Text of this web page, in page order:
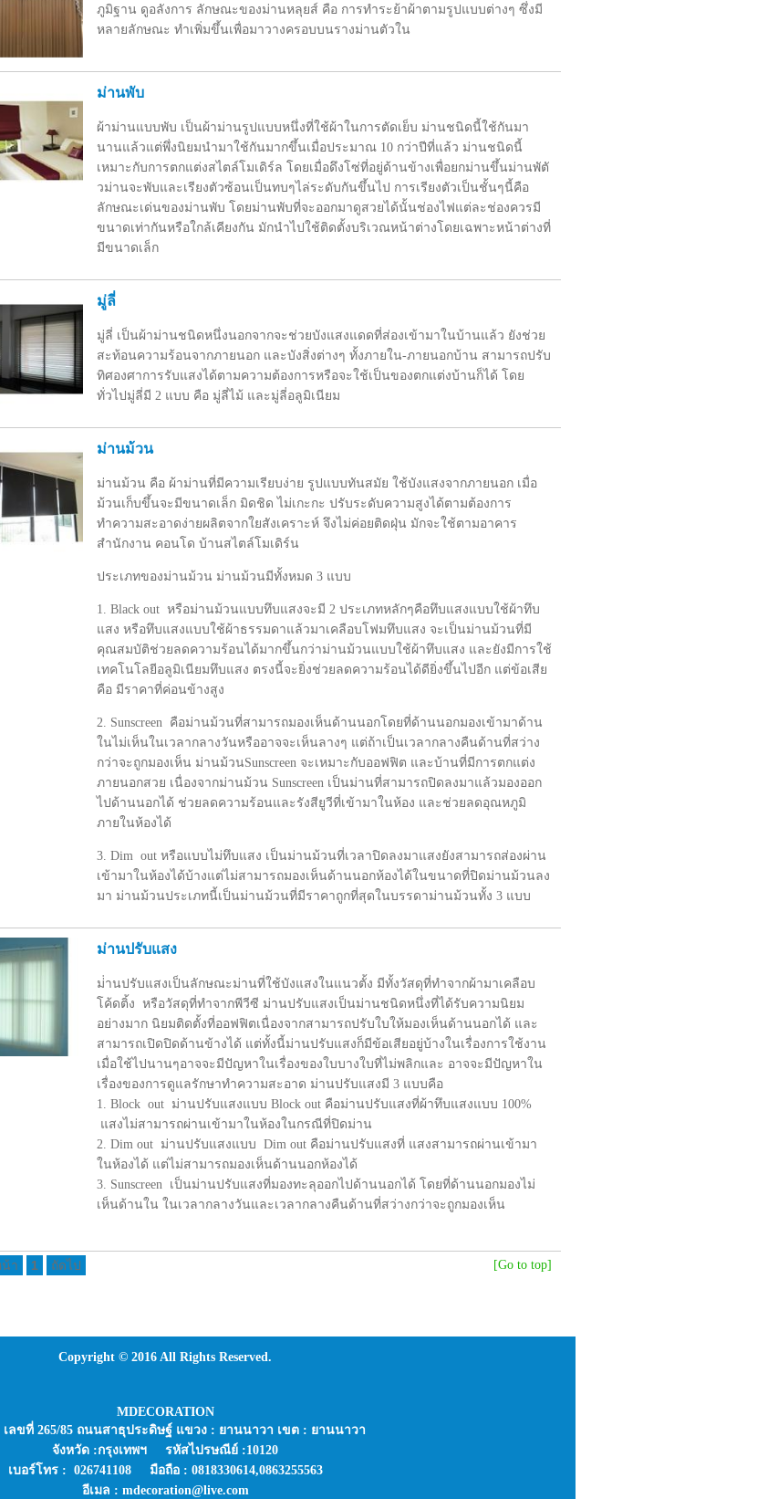
ภูมิฐาน ดูอลังการ ลักษณะของม่านหลุยส์ คือ การทำระย้าผ้าตามรูปแบบต่างๆ ซึ่งมี
หลายลักษณะ ทำเพิ่มขึ้นเพื่อมาวางครอบบนรางม่านตัวใน
ม่านพับ
ผ้าม่านแบบพับ เป็นผ้าม่านรูปแบบหนึ่งที่ใช้ผ้าในการตัดเย็บ ม่านชนิดนี้ใช้กันมา
นานแล้วแต่พึ่งนิยมนำมาใช้กันมากขึ้นเมื่อประมาณ 10 กว่าปีที่แล้ว ม่านชนิดนี้
เหมาะกับการตกแต่งสไตล์โมเดิร์ล โดยเมื่อดึงโซ่ที่อยู่ด้านข้างเพื่อยกม่านขึ้นม่านพัตั
วม่านจะพับและเรียงตัวซ้อนเป็นทบๆไล่ระดับกันขึ้นไป การเรียงตัวเป็นชั้นๆนี้คือ
ลักษณะเด่นของม่านพับ โดยม่านพับที่จะออกมาดูสวยได้นั้นช่องไฟแต่ละช่องควรมี
ขนาดเท่ากันหรือใกล้เคียงกัน มักนำไปใช้ติดตั้งบริเวณหน้าต่างโดยเฉพาะหน้าต่างที่
มีขนาดเล็ก
มู่ลี่
มู่ลี่ เป็นผ้าม่านชนิดหนึ่งนอกจากจะช่วยบังแสงแดดที่ส่องเข้ามาในบ้านแล้ว ยังช่วย
สะท้อนความร้อนจากภายนอก และบังสิ่งต่างๆ ทั้งภายใน-ภายนอกบ้าน สามารถปรับ
ทิศองศาการรับแสงได้ตามความต้องการหรือจะใช้เป็นของตกแต่งบ้านก็ได้ โดย
ทั่วไปมู่ลี่มี 2 แบบ คือ มู่ลี่ไม้ และมู่ลี่อลูมิเนียม
ม่านม้วน
ม่านม้วน คือ ผ้าม่านที่มีความเรียบง่าย รูปแบบทันสมัย ใช้บังแสงจากภายนอก เมื่อ
ม้วนเก็บขึ้นจะมีขนาดเล็ก มิดชิด ไม่เกะกะ ปรับระดับความสูงได้ตามต้องการ
ทำความสะอาดง่ายผลิตจากใยสังเคราะห์ จึงไม่ค่อยติดฝุ่น มักจะใช้ตามอาคาร
สำนักงาน คอนโด บ้านสไตล์โมเดิร์น
ประเภทของม่านม้วน ม่านม้วนมีทั้งหมด 3 แบบ
1. Black out หรือม่านม้วนแบบทึบแสงจะมี 2 ประเภทหลักๆคือทึบแสงแบบใช้ผ้าทึบ
แสง หรือทึบแสงแบบใช้ผ้าธรรมดาแล้วมาเคลือบโฟมทึบแสง จะเป็นม่านม้วนที่มี
คุณสมบัติช่วยลดความร้อนได้มากขึ้นกว่าม่านม้วนแบบใช้ผ้าทึบแสง และยังมีการใช้
เทคโนโลยีอลูมิเนียมทึบแสง ตรงนี้จะยิ่งช่วยลดความร้อนได้ดียิ่งขึ้นไปอีก แต่ข้อเสีย
คือ มีราคาที่ค่อนข้างสูง
2. Sunscreen คือม่านม้วนที่สามารถมองเห็นด้านนอกโดยที่ด้านนอกมองเข้ามาด้าน
ในไม่เห็นในเวลากลางวันหรืออาจจะเห็นลางๆ แต่ถ้าเป็นเวลากลางคืนด้านที่สว่าง
กว่าจะถูกมองเห็น ม่านม้วนSunscreen จะเหมาะกับออฟฟิต และบ้านที่มีการตกแต่ง
ภายนอกสวย เนื่องจากม่านม้วน Sunscreen เป็นม่านที่สามารถปิดลงมาแล้วมองออก
ไปด้านนอกได้ ช่วยลดความร้อนและรังสียูวีที่เข้ามาในห้อง และช่วยลดอุณหภูมิ
ภายในห้องได้
3. Dim out หรือแบบไม่ทึบแสง เป็นม่านม้วนที่เวลาปิดลงมาแสงยังสามารถส่องผ่าน
เข้ามาในห้องได้บ้างแต่ไม่สามารถมองเห็นด้านนอกห้องได้ในขนาดที่ปิดม่านม้วนลง
มา ม่านม้วนประเภทนี้เป็นม่านม้วนที่มีราคาถูกที่สุดในบรรดาม่านม้วนทั้ง 3 แบบ
ม่านปรับแสง
ม่่านปรับแสงเป็นลักษณะม่านที่ใช้บังแสงในแนวตั้ง มีทั้งวัสดุที่ทำจากผ้ามาเคลือบ
โค้ดติ้ง หรือวัสดุที่ทำจากพีวีซี ม่านปรับแสงเป็นม่านชนิดหนึ่งที่ได้รับความนิยม
อย่างมาก นิยมติดตั้งที่ออฟฟิตเนื่องจากสามารถปรับใบให้มองเห็นด้านนอกได้ และ
สามารถเปิดปิดด้านข้างได้ แต่ทั้งนี้ม่านปรับแสงก็มีข้อเสียอยู่บ้างในเรื่องการใช้งาน
เมื่อใช้ไปนานๆอาจจะมีปัญหาในเรื่องของใบบางใบที่ไม่พลิกและ อาจจะมีปัญหาใน
เรื่องของการดูแลรักษาทำความสะอาด ม่านปรับแสงมี 3 แบบคือ
1. Block out ม่านปรับแสงแบบ Block out คือม่านปรับแสงที่ผ้าทึบแสงแบบ 100%
แสงไม่สามารถผ่านเข้ามาในห้องในกรณีที่ปิดม่าน
2. Dim out ม่านปรับแสงแบบ Dim out คือม่านปรับแสงที่ แสงสามารถผ่านเข้ามา
ในห้องได้ แต่ไม่สามารถมองเห็นด้านนอกห้องได้
3. Sunscreen เป็นม่านปรับแสงที่มองทะลุออกไปด้านนอกได้ โดยที่ด้านนอกมองไม่
เห็นด้านใน ในเวลากลางวันและเวลากลางคืนด้านที่สว่างกว่าจะถูกมองเห็น
า 1 ถัดไป [Go to top]
Copyright © 2016 All Rights Reserved.
MDECORATION
ลขที่ 265/85 ถนนสาธุประดิษฐ์ แขวง : ยานนาวา เขต : ยานนาวา
จังหวัด :กรุงเทพฯ รหัสไปรษณีย์ :10120
เบอร์โทร : 026741108 มือถือ : 0818330614,0863255563
อีเมล : mdecoration@live.com